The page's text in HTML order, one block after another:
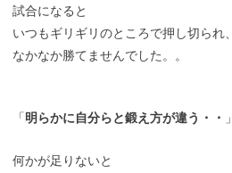
試合になると
いつもギリギリのところで押し切られ、
なかなか勝てませんでした。。
「明らかに自分らと鍛え方が違う・・ 」
何かが足りないと